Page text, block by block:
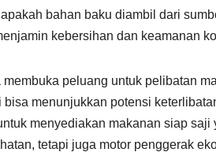
bahan baku diambil dari
kebersihan dan keamanan
peluang untuk pelibatan
menunjukkan potensi
menyediakan makanan siap
tetapi juga motor penggerak